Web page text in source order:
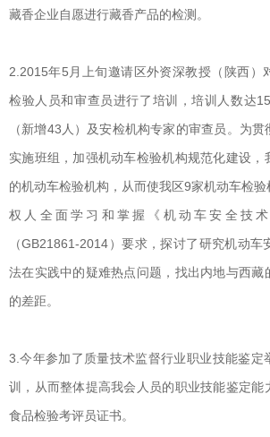
藏香企业自愿进行藏香产品的检测。
2.2015年5月上旬邀请区外资深教授（陕西）
检验人员和审查员进行了培训，培训人数达
（新增43人）及安检机构专家的审查员。为
实施班组，加强机动车检验机构规范化建设，
的机动车检验机构，从而使我区9家机动车检
权人全面学习和掌握《机动车安全技术
（GB21861-2014）要求，探讨了研究机动
法在实践中的疑难热点问题，找出内地与西藏
的差距。
3.今年参加了质量技术监督行业职业技能鉴定
训，从而整体提高我会人员的职业技能鉴定能
食品检验考评员证书。